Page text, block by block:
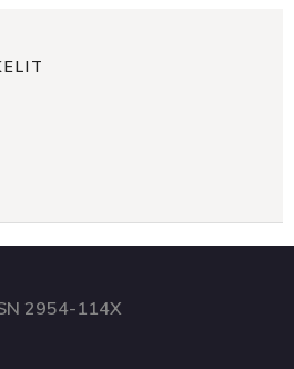
2954-114X